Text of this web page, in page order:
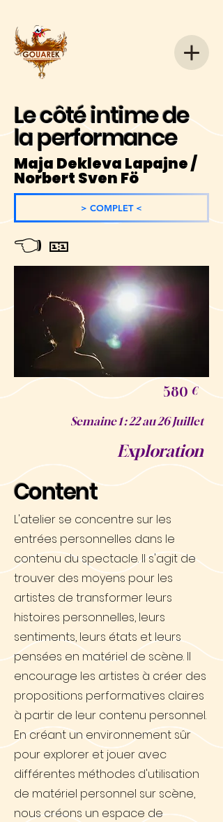
Le côté intime de
la performance
Maja Dekleva Lapajne /
Norbert Sven Fö
> COMPLET <
👈 🎫
580 €
Semaine 1 : 22 au 26 Juillet
Exploration
Content
L'atelier se concentre sur les
entrées personnelles dans le
contenu du spectacle. Il s'agit de
trouver des moyens pour les
artistes de transformer leurs
histoires personnelles, leurs
sentiments, leurs états et leurs
pensées en matériel de scène. Il
encourage les artistes à créer des
propositions performatives claires
à partir de leur contenu personnel.
En créant un environnement sûr
pour explorer et jouer avec
différentes méthodes d'utilisation
de matériel personnel sur scène,
nous créons un espace de